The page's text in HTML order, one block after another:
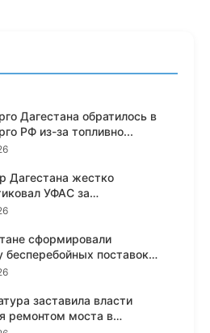
Дагестана обратилось в
РФ из-за топливно...
Дагестана жестко
УФАС за
н...
сформировали
бесперебойных поставок
заставила власти
ремонтом моста в